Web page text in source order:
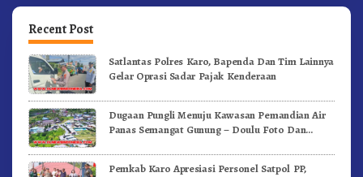
Recent Post
Satlantas Polres Karo, Bapenda Dan Tim Lainnya
Gelar Oprasi Sadar Pajak Kenderaan
Dugaan Pungli Menuju Kawasan Pemandian Air
Panas Semangat Gunung – Doulu Foto Dan
Pemkab Karo Apresiasi Personel Satpol PP,